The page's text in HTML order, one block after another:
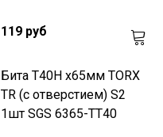
119 руб
Бита T40H х65мм TORX
TR (с отверстием) S2
1шт SGS 6365-TT40